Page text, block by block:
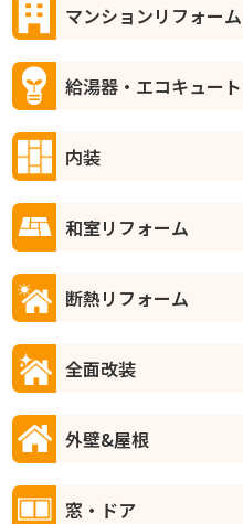
マンションリフォーム
給湯器・エコキュート
内装
和室リフォーム
断熱リフォーム
全面改装
外壁&屋根
窓・ドア